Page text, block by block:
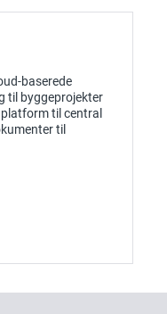
baserede
til byggeprojekter
til central
til